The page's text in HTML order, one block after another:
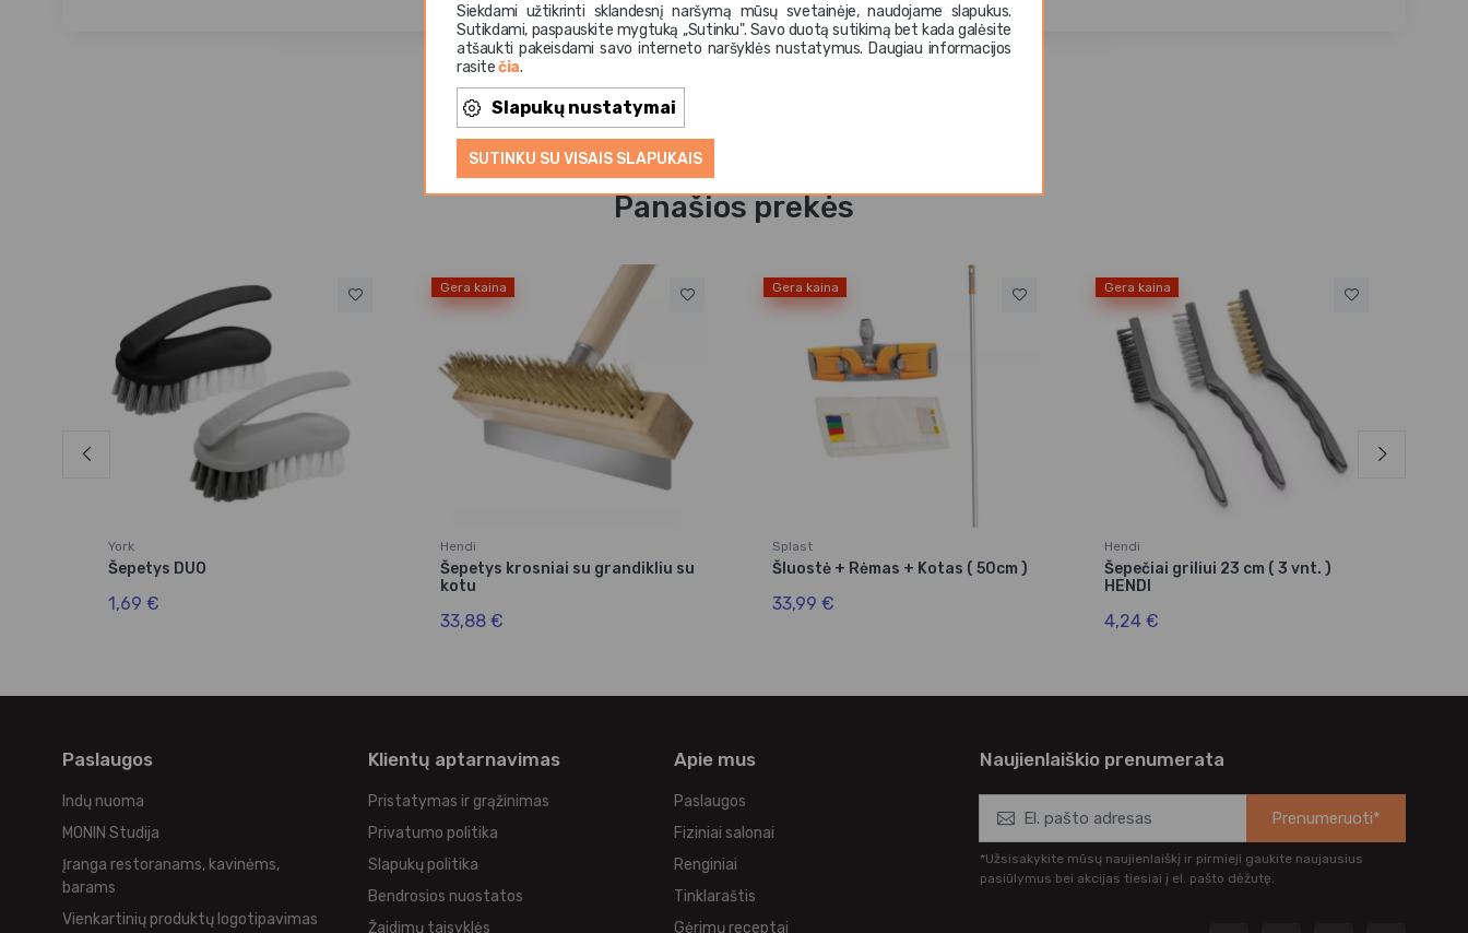
Siekdami užtikrinti sklandesnį naršymą mūsų svetainėje, naudojame slapukus.
Sutikdami, paspauskite mygtuką ,,Sutinku". Savo duotą sutikimą bet kada galėsite
atšaukti pakeisdami savo interneto naršyklės nustatymus. Daugiau informacijos
rasitečia.
Slapukų nustatymai
SUTINKU SU VISAIS SLAPUKAIS
Panašios prekės
York
Šepetys DUO
1,69 €
Gera kaina
Hendi
Šepetys krosniai su grandikliu su
kotu
33,88 €
Gera kaina
Splast
Šluostė + Rėmas + Kotas ( 50cm )
33,99 €
Gera kaina
Hendi
Šepečiai griliui 23 cm ( 3 vnt. )
HENDI
4,24 €
Paslaugos
Indų nuoma
MONIN Studija
Įranga restoranams, kavinėms,
barams
Vienkartinių produktų logotipavimas
Klientų aptarnavimas
Pristatymas ir grąžinimas
Privatumo politika
Slapukų politika
Bendrosios nuostatos
Žaidimų taisyklės
Apie mus
Paslaugos
Fiziniai salonai
Renginiai
Tinklaraštis
Gėrimų receptai
Naujienlaiškio prenumerata
Prenumeruoti*
*Užsisakykite mūsų naujienlaiškį ir pirmieji gaukite naujausius
pasiūlymus bei akcijas tiesiai į el. pašto dėžutę.